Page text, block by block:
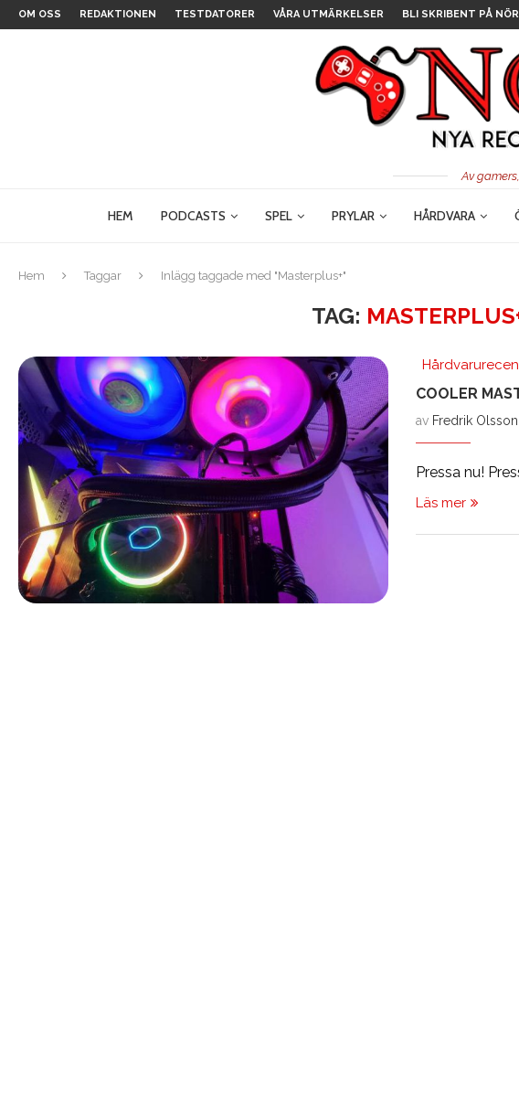
OM OSS REDAKTIONEN TESTDATORER VÅRA UTMÄRKELSER BLI SKRIBENT PÅ
Av
HEM PODCASTS SPEL PRYLAR HÅRDVARA
Hem Taggar Inlägg taggade med "Masterplus+"
TAG:
COOLER
av Fredrik Olsson
Pressa nu!
Läs mer